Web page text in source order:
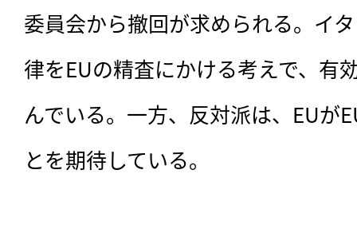
委員会から撤回が求められる。イ
律をEUの精査にかける考えで、有
んでいる。一方、反対派は、EUが
とを期待している。